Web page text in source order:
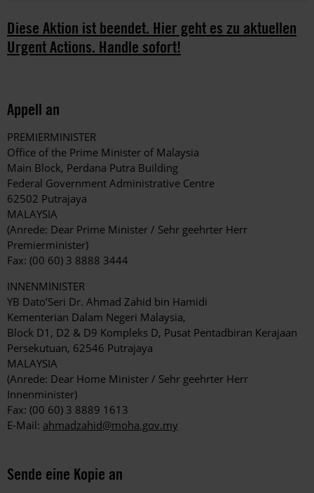
Diese Aktion ist beendet. Hier geht es zu aktuellen
Urgent Actions. Handle sofort!
Appell an
PREMIERMINISTER
Office of the Prime Minister of Malaysia
Main Block, Perdana Putra Building
Federal Government Administrative Centre
62502 Putrajaya
MALAYSIA
(Anrede: Dear Prime Minister / Sehr geehrter Herr
Premierminister)
Fax: (00 60) 3 8888 3444
INNENMINISTER
YB Dato’Seri Dr. Ahmad Zahid bin Hamidi
Kementerian Dalam Negeri Malaysia,
Block D1, D2 & D9 Kompleks D, Pusat Pentadbiran Kerajaan
Persekutuan, 62546 Putrajaya
MALAYSIA
(Anrede: Dear Home Minister / Sehr geehrter Herr
Innenminister)
Fax: (00 60) 3 8889 1613
E-Mail: ahmadzahid@moha.gov.my
Sende eine Kopie an